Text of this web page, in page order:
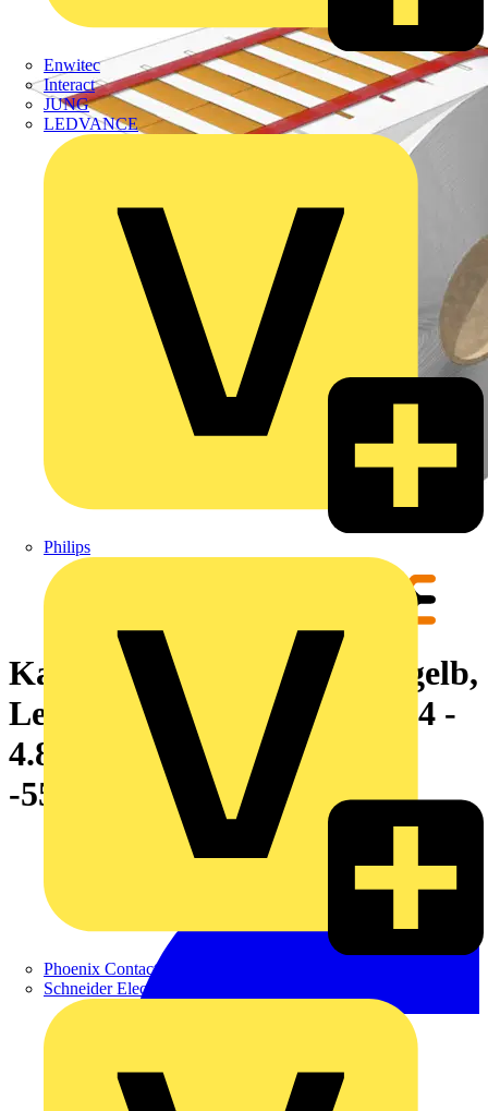
Enwitec
Interact
JUNG
LEDVANCE
Philips
Phoenix Contact
Schneider Electric
Kabelmarkierungssystem, gelb,
Leiteraußendurchmesser:2.4 -
4.8 mm, ohne, Polyolefin,
-55...125 °C